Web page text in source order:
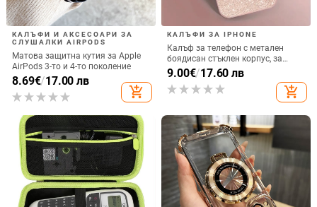
КАЛЪФИ И АКСЕСОАРИ ЗА
СЛУШАЛКИ AIRPODS
Матова защитна кутия за Apple
AirPods 3-то и 4-то поколение
8.69€/17.00 лв
add_shopping_cart
КАЛЪФИ ЗА IPHONE
Калъф за телефон с метален
боядисан стъклен корпус, за
iPhone 11–14 Pro Max,
охлаждане, модел YK263
9.00€/17.60 лв
add_shopping_cart